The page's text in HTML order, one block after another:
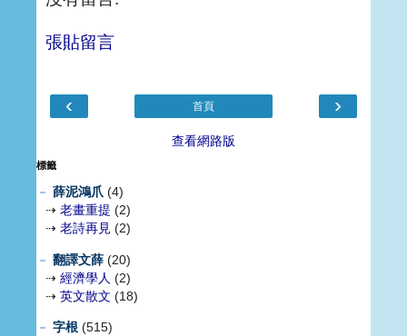
張貼留言
‹ ›
首頁
查看網路版
標籤
－ 薛泥鴻爪 (4)
⇢ 老畫重提 (2)
⇢ 老詩再見 (2)
－ 翻譯文薛 (20)
⇢ 經濟學人 (2)
⇢ 英文散文 (18)
－ 字根 (515)